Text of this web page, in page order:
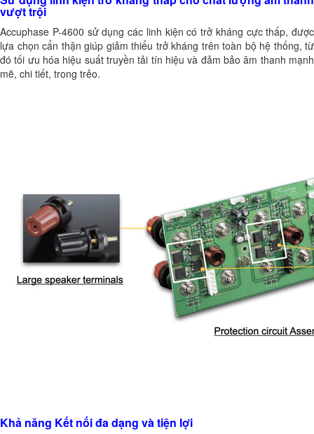
vượt trội
Accuphase P-4600 sử dụng các linh kiện có trở kháng cực thấp, được
lựa chọn cẩn thận giúp giảm thiểu trở kháng trên toàn bộ hệ thống, từ
đó tối ưu hóa hiệu suất truyền tải tín hiệu và đảm bảo âm thanh mạnh
mẽ, chi tiết, trong trẻo.
Khả năng Kết nối đa dạng và tiện lợi